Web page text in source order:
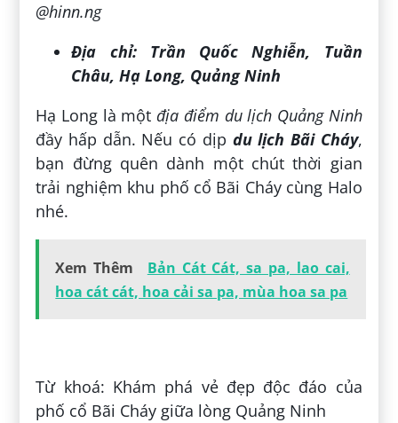
@hinn.ng
Địa chỉ: Trần Quốc Nghiễn, Tuần
Châu, Hạ Long, Quảng Ninh
Hạ Long là một địa điểm du lịch Quảng Ninh
đầy hấp dẫn. Nếu có dịp du lịch Bãi Cháy,
bạn đừng quên dành một chút thời gian
trải nghiệm khu phố cổ Bãi Cháy cùng Halo
nhé.
Xem Thêm
Bản Cát Cát, sa pa, lao cai,
hoa cát cát, hoa cải sa pa, mùa hoa sa pa
Từ khoá: Khám phá vẻ đẹp độc đáo của
phố cổ Bãi Cháy giữa lòng Quảng Ninh